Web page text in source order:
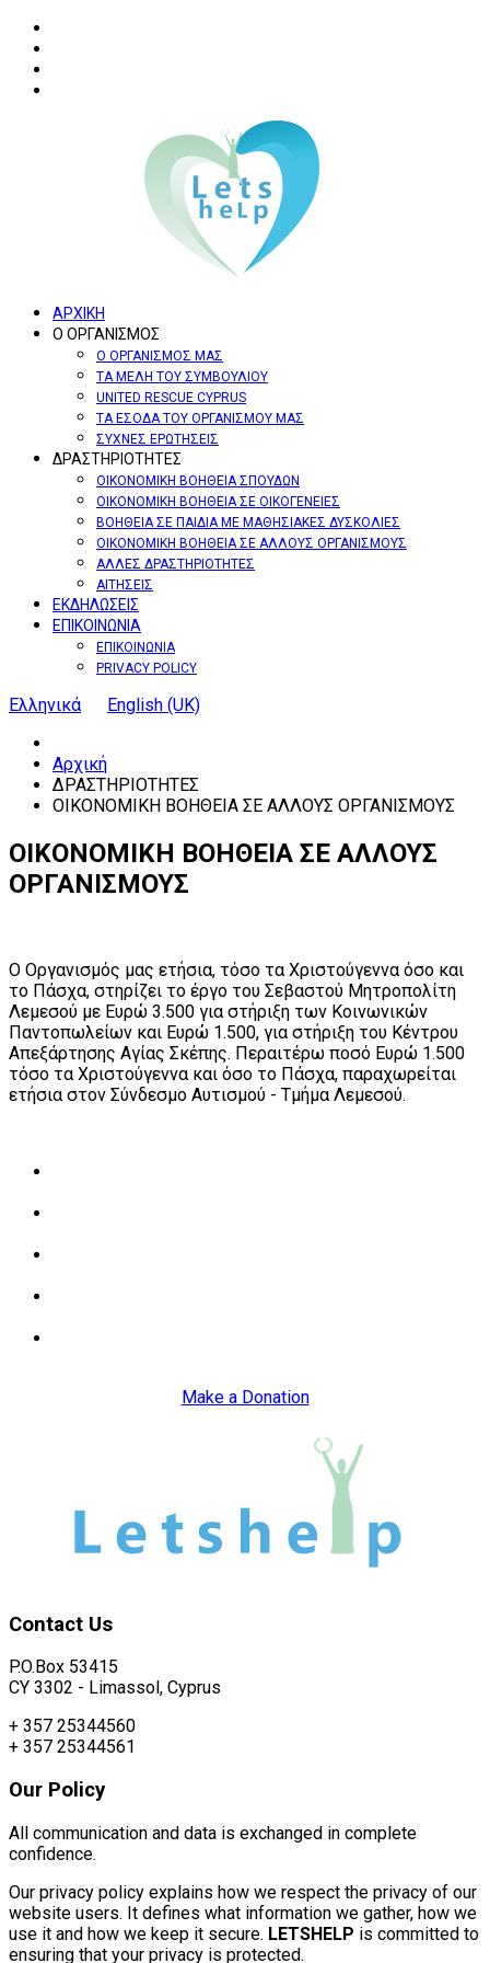
ΑΡΧΙΚΗ
Ο ΟΡΓΑΝΙΣΜΟΣ
Ο ΟΡΓΑΝΙΣΜΟΣ ΜΑΣ
ΤΑ ΜΕΛΗ ΤΟΥ ΣΥΜΒΟΥΛΙΟΥ
UNITED RESCUE CYPRUS
ΤΑ ΕΣΟΔΑ ΤΟΥ ΟΡΓΑΝΙΣΜΟΥ ΜΑΣ
ΣΥΧΝΕΣ ΕΡΩΤΗΣΕΙΣ
ΔΡΑΣΤΗΡΙΟΤΗΤΕΣ
ΟΙΚΟΝΟΜΙΚΗ ΒΟΗΘΕΙΑ ΣΠΟΥΔΩΝ
ΟΙΚΟΝΟΜΙΚΗ ΒΟΗΘΕΙΑ ΣΕ ΟΙΚΟΓΕΝΕΙΕΣ
ΒΟΗΘΕΙΑ ΣΕ ΠΑΙΔΙΑ ΜΕ ΜΑΘΗΣΙΑΚΕΣ ΔΥΣΚΟΛΙΕΣ
ΟΙΚΟΝΟΜΙΚΗ ΒΟΗΘΕΙΑ ΣΕ ΑΛΛΟΥΣ ΟΡΓΑΝΙΣΜΟΥΣ
ΑΛΛΕΣ ΔΡΑΣΤΗΡΙΟΤΗΤΕΣ
ΑΙΤΗΣΕΙΣ
ΕΚΔΗΛΩΣΕΙΣ
ΕΠΙΚΟΙΝΩΝΙΑ
ΕΠΙΚΟΙΝΩΝΙΑ
PRIVACY POLICY
Ελληνικά English (UK)
Αρχική
ΔΡΑΣΤΗΡΙΟΤΗΤΕΣ
ΟΙΚΟΝΟΜΙΚΗ ΒΟΗΘΕΙΑ ΣΕ ΑΛΛΟΥΣ ΟΡΓΑΝΙΣΜΟΥΣ
ΟΙΚΟΝΟΜΙΚΗ ΒΟΗΘΕΙΑ ΣΕ ΑΛΛΟΥΣ
ΟΡΓΑΝΙΣΜΟΥΣ
Ο Οργανισμός μας ετήσια, τόσο τα Χριστούγεννα όσο και
το Πάσχα, στηρίζει το έργο του Σεβαστού Μητροπολίτη
Λεμεσού με Ευρώ 3.500 για στήριξη των Κοινωνικών
Παντοπωλείων και Ευρώ 1.500, για στήριξη του Κέντρου
Απεξάρτησης Αγίας Σκέπης. Περαιτέρω ποσό Ευρώ 1.500
τόσο τα Χριστούγεννα και όσο το Πάσχα, παραχωρείται
ετήσια στον Σύνδεσμο Αυτισμού - Τμήμα Λεμεσού.
Make a Donation
Contact Us
P.O.Box 53415
CY 3302 - Limassol, Cyprus
+ 357 25344560
+ 357 25344561
Our Policy
All communication and data is exchanged in complete
confidence.
Our privacy policy explains how we respect the privacy of our
website users. It defines what information we gather, how we
use it and how we keep it secure. LETSHELP is committed to
ensuring that your privacy is protected.